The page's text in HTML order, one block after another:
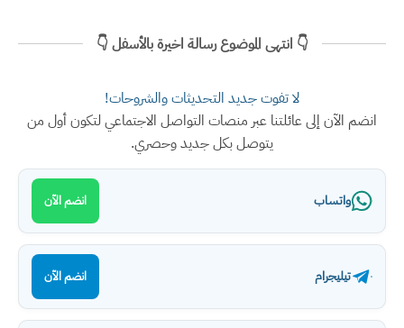
👇 انتهى الموضوع رسالة اخيرة بالأسفل 👇
لا تفوت جديد التحديثات والشروحات!
انضم الآن إلى عائلتنا عبر منصات التواصل الاجتماعي لتكون أول من
يتوصل بكل جديد وحصري.
واتساب انضم الآن
تيليجرام انضم الآن